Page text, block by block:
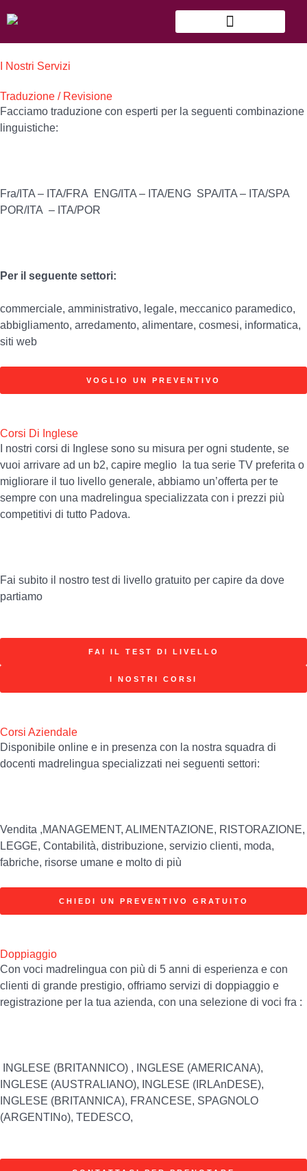
to
I Nostri Servizi
Traduzione / Revisione
Facciamo traduzione con esperti per la seguenti combinazione
linguistiche:
Fra/ITA – ITA/FRA ENG/ITA – ITA/ENG SPA/ITA – ITA/SPA
POR/ITA – ITA/POR
Per il seguente settori:
commerciale, amministrativo, legale, meccanico paramedico,
abbigliamento, arredamento, alimentare, cosmesi, informatica,
siti web
VOGLIO UN PREVENTIVO
Corsi Di Inglese
I nostri corsi di Inglese sono su misura per ogni studente, se
vuoi arrivare ad un b2, capire meglio la tua serie TV preferita o
migliorare il tuo livello generale, abbiamo un’offerta per te
sempre con una madrelingua specializzata con i prezzi più
competitivi di tutto Padova.
Fai subito il nostro test di livello gratuito per capire da dove
partiamo
FAI IL TEST DI LIVELLO
I NOSTRI CORSI
Corsi Aziendale
Disponibile online e in presenza con la nostra squadra di
docenti madrelingua specializzati nei seguenti settori:
Vendita ,MANAGEMENT, ALIMENTAZIONE, RISTORAZIONE,
LEGGE, Contabilità, distribuzione, servizio clienti, moda,
fabriche, risorse umane e molto di più
CHIEDI UN PREVENTIVO GRATUITO
Doppiaggio
Con voci madrelingua con più di 5 anni di esperienza e con
clienti di grande prestigio, offriamo servizi di doppiaggio e
registrazione per la tua azienda, con una selezione di voci fra :
INGLESE (BRITANNICO) , INGLESE (AMERICANA),
INGLESE (AUSTRALIANO), INGLESE (IRLAnDESE),
INGLESE (BRITANNICA), FRANCESE, SPAGNOLO
(ARGENTINo), TEDESCO,